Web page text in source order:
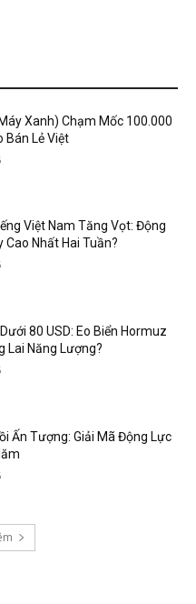
Xanh) Chạm Mốc 100.000
Bán Lẻ Việt
Việt Nam Tăng Vọt: Động
Cao Nhất Hai Tuần?
80 USD: Eo Biển Hormuz
Lai Năng Lượng?
Ấn Tượng: Giải Mã Động Lực